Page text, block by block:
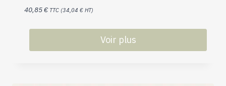
40,85€ TTC (34,04 € HT)
Voir plus